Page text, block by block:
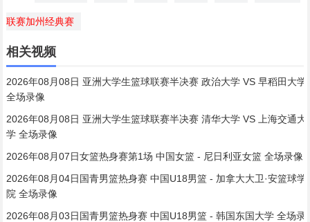
联赛加州经典赛
相关视频
2026年08月08日 亚洲大学生篮球联赛半决赛 政治大学 VS 早稻田大学
全场录像
2026年08月08日 亚洲大学生篮球联赛半决赛 清华大学 VS 上海交通大
学 全场录像
2026年08月07日女篮热身赛第1场 中国女篮 - 尼日利亚女篮 全场录像
2026年08月04日国青男篮热身赛 中国U18男篮 - 加拿大大卫·安篮球学
院 全场录像
2026年08月03日国青男篮热身赛 中国U18男篮 - 韩国东国大学 全场录